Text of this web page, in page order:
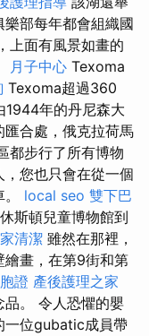
部每年都會組織國
上面有風景如畫的
月子中心 Texoma
Texoma超過360
1944年的丹尼森大
合處，俄克拉荷馬
都步行了所有博物
您也只會在從一個
local seo 雙下巴
斯頓兒童博物館到
清潔 雖然在那裡，
繪畫，在第9街和第
證 產後護理之家
品。 令人恐懼的嬰
一位gubatic成員帶